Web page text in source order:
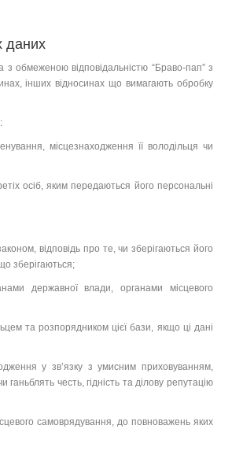
даних
обмеженою відповідальністю “Браво-пап” з
інших відносинах що вимагають обробку
місцезнаходження її володільця чи
осіб, яким передаються його персональні
відповідь про те, чи зберігаються його
зберігаються;
державної влади, органами місцевого
та розпорядником цієї бази, якщо ці дані
у зв’язку з умисним приховуванням,
честь, гідність та ділову репутацію
самоврядування, до повноважень яких